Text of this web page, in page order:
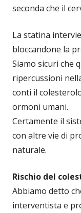
seconda che il
La statina
bloccandone la
Siamo sicuri che
ripercussioni
conti il
ormoni umani.
Certamente il
con altre vie di
naturale.
Rischio del
Abbiamo detto
interventista e